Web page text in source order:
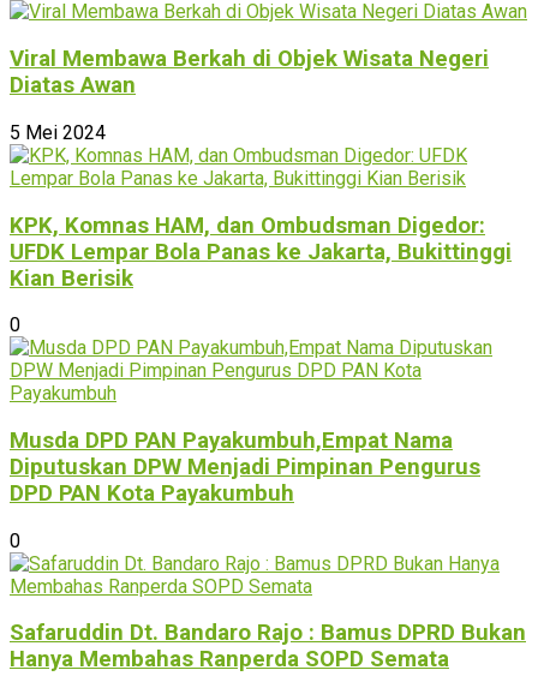
Viral Membawa Berkah di Objek Wisata Negeri
Diatas Awan
5 Mei 2024
KPK, Komnas HAM, dan Ombudsman Digedor:
UFDK Lempar Bola Panas ke Jakarta, Bukittinggi
Kian Berisik
0
Musda DPD PAN Payakumbuh,Empat Nama
Diputuskan DPW Menjadi Pimpinan Pengurus
DPD PAN Kota Payakumbuh
0
Safaruddin Dt. Bandaro Rajo : Bamus DPRD Bukan
Hanya Membahas Ranperda SOPD Semata